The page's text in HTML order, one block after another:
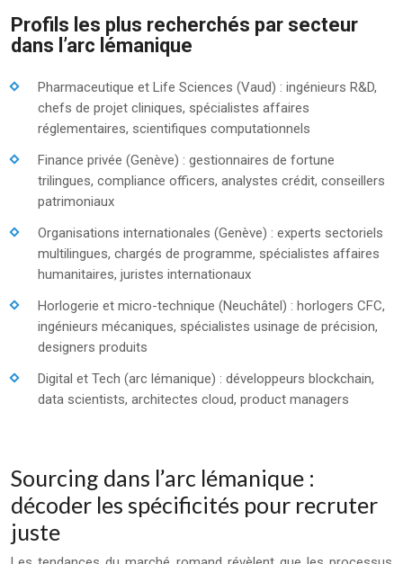
Profils les plus recherchés par secteur
dans l’arc lémanique
Pharmaceutique et Life Sciences (Vaud) : ingénieurs R&D,
chefs de projet cliniques, spécialistes affaires
réglementaires, scientifiques computationnels
Finance privée (Genève) : gestionnaires de fortune
trilingues, compliance officers, analystes crédit, conseillers
patrimoniaux
Organisations internationales (Genève) : experts sectoriels
multilingues, chargés de programme, spécialistes affaires
humanitaires, juristes internationaux
Horlogerie et micro-technique (Neuchâtel) : horlogers CFC,
ingénieurs mécaniques, spécialistes usinage de précision,
designers produits
Digital et Tech (arc lémanique) : développeurs blockchain,
data scientists, architectes cloud, product managers
Sourcing dans l’arc lémanique :
décoder les spécificités pour recruter
juste